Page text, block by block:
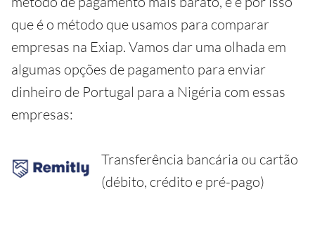
que é o método que usamos para comparar
empresas na Exiap. Vamos dar uma olhada em
algumas opções de pagamento para enviar
dinheiro de Portugal para a Nigéria com essas
empresas:
Transferência bancária ou cartão
(débito, crédito e pré-pago)